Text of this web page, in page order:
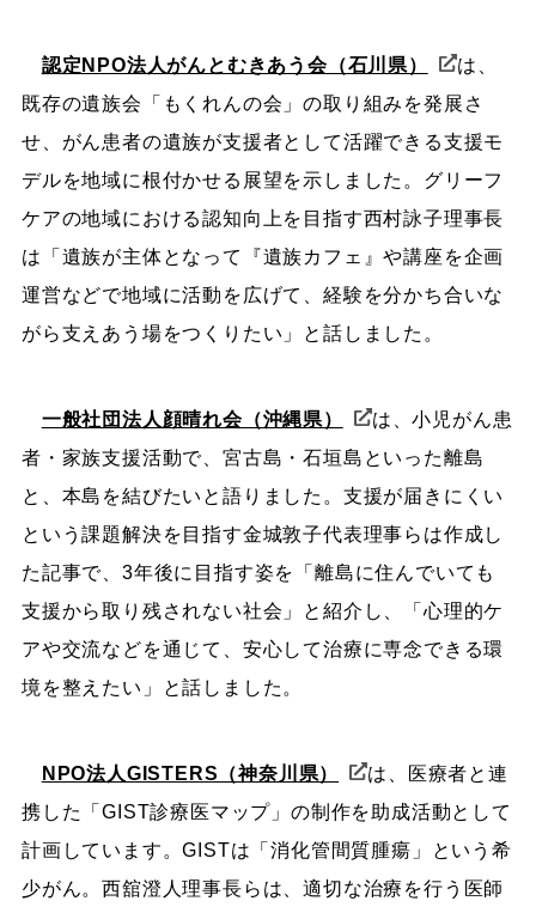
認定NPO法人がんとむきあう会（石川県）
は、
既存の遺族会「もくれんの会」の取り組みを発展さ
せ、がん患者の遺族が支援者として活躍できる支援モ
デルを地域に根付かせる展望を示しました。グリーフ
ケアの地域における認知向上を目指す西村詠子理事長
は「遺族が主体となって『遺族カフェ』や講座を企画
運営などで地域に活動を広げて、経験を分かち合いな
がら支えあう場をつくりたい」と話しました。
一般社団法人顔晴れ会（沖縄県）
は、小児がん患
者・家族支援活動で、宮古島・石垣島といった離島
と、本島を結びたいと語りました。支援が届きにくい
という課題解決を目指す金城敦子代表理事らは作成し
た記事で、3年後に目指す姿を「離島に住んでいても
支援から取り残されない社会」と紹介し、「心理的ケ
アや交流などを通じて、安心して治療に専念できる環
境を整えたい」と話しました。
NPO法人GISTERS（神奈川県）
は、医療者と連
携した「GIST診療医マップ」の制作を助成活動として
計画しています。GISTは「消化管間質腫瘍」という希
少がん。西舘澄人理事長らは、適切な治療を行う医師